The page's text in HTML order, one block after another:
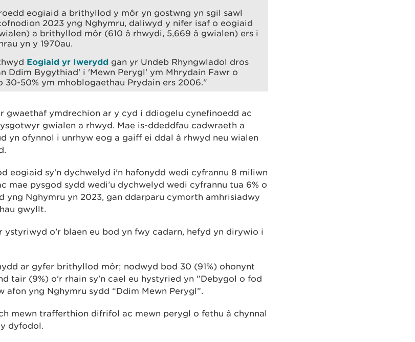
eogiaid a brithyllod y môr yn gostwng yn sgil sawl
2023 yng Nghymru, daliwyd y nifer isaf o eogiaid
a brithyllod môr (610 â rhwydi, 5,669 â gwialen) ers i
yn y 1970au.
Eogiaid yr Iwerydd gan yr Undeb Rhyngwladol dros
Ddim Bygythiad' i 'Mewn Perygl' ym Mhrydain Fawr o
30-50% ym mhoblogaethau Prydain ers 2006."
gwaethaf ymdrechion ar y cyd i ddiogelu cynefinoedd ac
gwialen a rhwyd. Mae is-ddeddfau cadwraeth a
yn ofynnol i unrhyw eog a gaiff ei ddal â rhwyd neu wialen
eogiaid sy'n dychwelyd i'n hafonydd wedi cyfrannu 8 miliwn
mae pysgod sydd wedi’u dychwelyd wedi cyfrannu tua 6% o
yng Nghymru yn 2023, gan ddarparu cymorth amhrisiadwy
gwyllt.
o’r blaen eu bod yn fwy cadarn, hefyd yn dirywio i
ar gyfer brithyllod môr; nodwyd bod 30 (91%) ohonynt
tair (9%) o'r rhain sy'n cael eu hystyried yn "Debygol o fod
afon yng Nghymru sydd “Ddim Mewn Perygl”.
mewn trafferthion difrifol ac mewn perygl o fethu â chynnal
dyfodol.